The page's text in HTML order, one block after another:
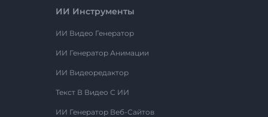
ИИ Инструменты
ИИ Видео Генератор
ИИ Генератор Анимации
ИИ Видеоредактор
Текст В Видео С ИИ
ИИ Генератор Веб-Сайтов